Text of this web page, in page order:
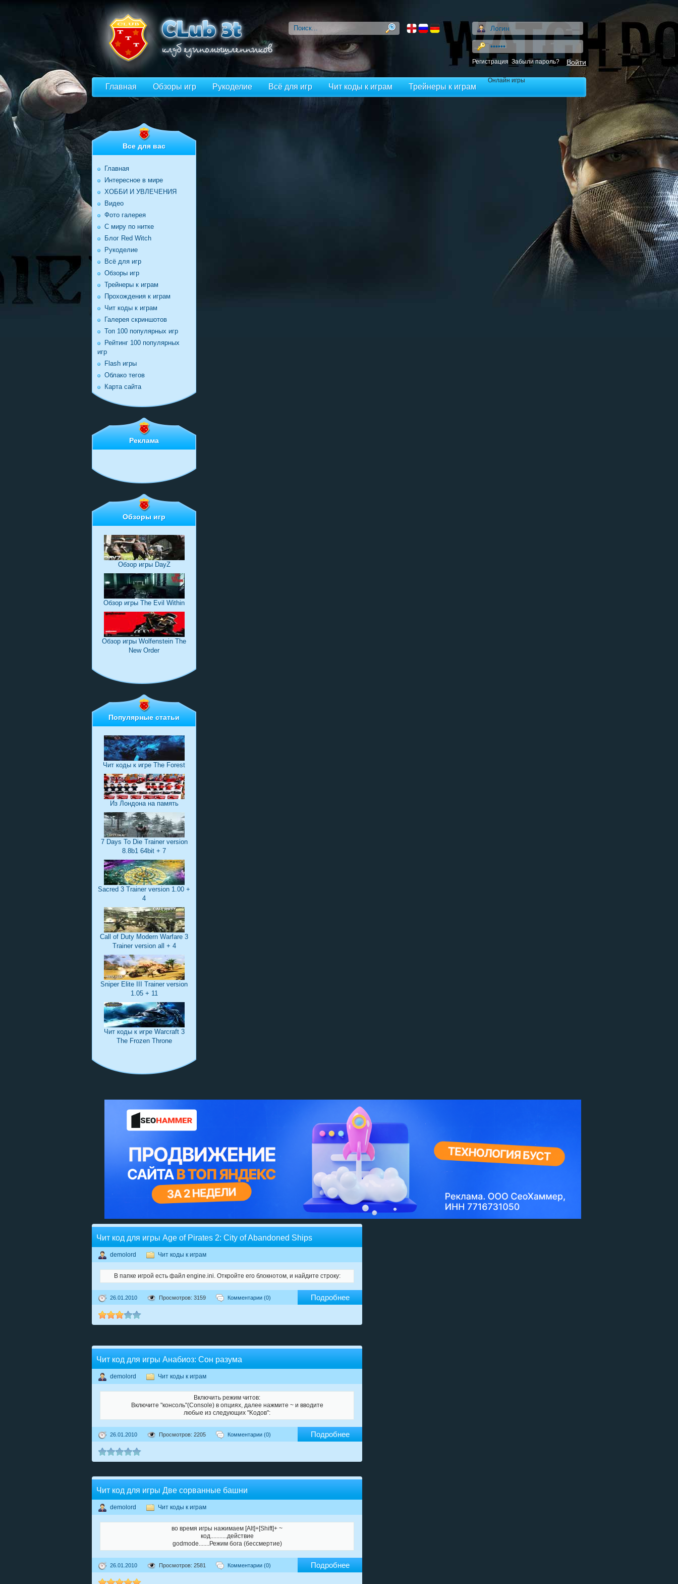
Регистрация Забыли пароль?
Главная Обзоры игр
Онлайн игры
Рукоделие Всё для игр Чит коды к играм Трейнеры к играм
Все для вас
Главная
Интересное в мире
ХОББИ И УВЛЕЧЕНИЯ
Видео
Фото галерея
С миру по нитке
Блог Red Witch
Рукоделие
Всё для игр
Обзоры игр
Трейнеры к играм
Прохождения к играм
Чит коды к играм
Галерея скриншотов
Топ 100 популярных игр
Рейтинг 100 популярных
игр
Flash игры
Облако тегов
Карта сайта
Реклама
Обзоры игр
Обзор игры DayZ
Обзор игры The Evil Within
Обзор игры Wolfenstein The
New Order
Популярные статьи
Чит коды к игре The Forest
Из Лондона на память
7 Days To Die Trainer version
8.8b1 64bit + 7
Sacred 3 Trainer version 1.00 +
4
Call of Duty Modern Warfare 3
Trainer version all + 4
Sniper Elite III Trainer version
1.05 + 11
Чит коды к игре Warcraft 3
The Frozen Throne
Чит код для игры Age of Pirates 2: City of Abandoned Ships
demolord Чит коды к играм
В папке игрой есть файл engine.ini. Откройте его блокнотом, и нaйдитe cтpoкy:
26.01.2010 Просмотров: 3159 Комментарии (0) Подробнее
Чит код для игры Анабиоз: Сон разума
demolord Чит коды к играм
Включить режим читов:
Bключитe "кoнcoль"(Console) в oпцияx, дaлee нaжмитe ~ и ввoдитe
любыe из cлeдyющиx "Koдoв":
26.01.2010 Просмотров: 2205 Комментарии (0) Подробнее
Чит код для игры Две сорванные башни
demolord Чит коды к играм
во время игры нажимаем [Alt]+[Shift]+ ~
код...........действие
godmode.......Режим бога (бессмертие)
26.01.2010 Просмотров: 2581 Комментарии (0) Подробнее